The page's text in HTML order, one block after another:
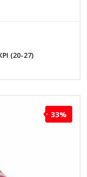
(20-27)
33%